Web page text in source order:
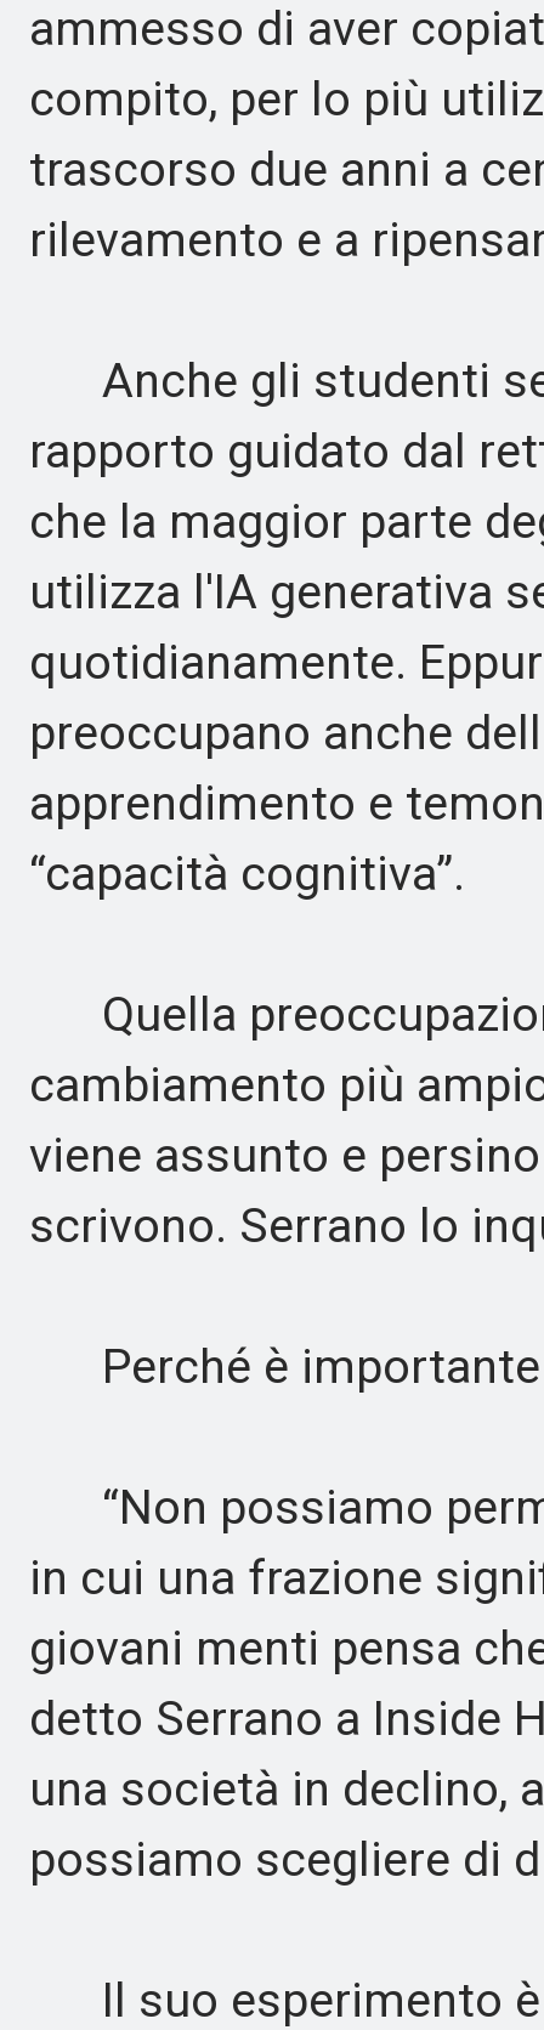
ammesso di aver
compito, per lo più
trascorso due anni a
rilevamento e a
Anche gli studenti
rapporto guidato dal
che la maggior parte
utilizza l'IA generativa
quotidianamente.
preoccupano anche
apprendimento e
“capacità cognitiva”.
Quella
cambiamento più
viene assunto e
scrivono. Serrano lo
Perché è importante
“Non possiamo
in cui una frazione
giovani menti pensa
detto Serrano a Inside
una società in declino,
possiamo scegliere di
Il suo esperimento è